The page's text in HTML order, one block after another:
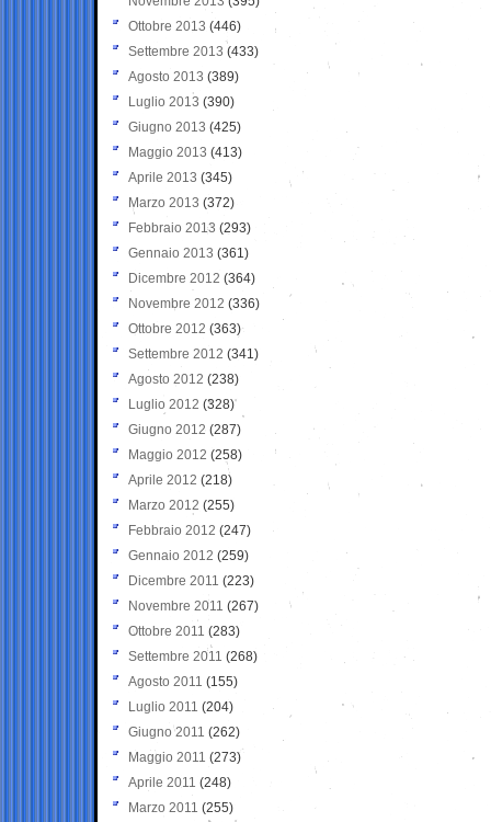
Ottobre 2013 (446)
Settembre 2013 (433)
Agosto 2013 (389)
Luglio 2013 (390)
Giugno 2013 (425)
Maggio 2013 (413)
Aprile 2013 (345)
Marzo 2013 (372)
Febbraio 2013 (293)
Gennaio 2013 (361)
Dicembre 2012 (364)
Novembre 2012 (336)
Ottobre 2012 (363)
Settembre 2012 (341)
Agosto 2012 (238)
Luglio 2012 (328)
Giugno 2012 (287)
Maggio 2012 (258)
Aprile 2012 (218)
Marzo 2012 (255)
Febbraio 2012 (247)
Gennaio 2012 (259)
Dicembre 2011 (223)
Novembre 2011 (267)
Ottobre 2011 (283)
Settembre 2011 (268)
Agosto 2011 (155)
Luglio 2011 (204)
Giugno 2011 (262)
Maggio 2011 (273)
Aprile 2011 (248)
Marzo 2011 (255)